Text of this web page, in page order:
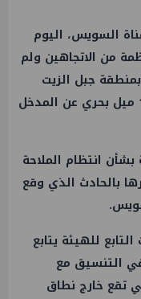
السويس، اليوم
من الاتجاهين ولم
تتأثر بحادث غرق البارج ADMARINE12 بمنطقة جبل الزيت
بمدخل خليج السويس والذي يبعد 130 ميل بحري عن المدخل
انتظام الملاحة
بالحادث الذي وقع
للهيئة يتابع
التنسيق مع
تقع خارج نطاق